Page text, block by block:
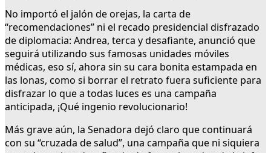
No importó el jalón de orejas, la carta de
“recomendaciones” ni el recado presidencial disfrazado
de diplomacia: Andrea, terca y desafiante, anunció que
seguirá utilizando sus famosas unidades móviles
médicas, eso sí, ahora sin su cara bonita estampada en
las lonas, como si borrar el retrato fuera suficiente para
disfrazar lo que a todas luces es una campaña
anticipada, ¡Qué ingenio revolucionario!
Más grave aún, la Senadora dejó claro que continuará
con su “cruzada de salud”, una campaña que ni siquiera